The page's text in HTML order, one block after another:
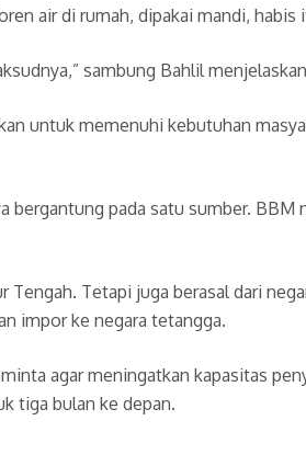
air di rumah, dipakai mandi,
sambung Bahlil
untuk memenuhi kebutuhan
pada satu sumber.
Tetapi juga berasal dari
impor ke negara tetangga.
agar meningatkan kapasitas
tiga bulan ke depan.